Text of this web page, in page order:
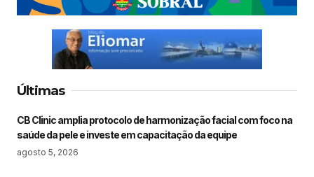
Últimas
CB Clinic amplia protocolo de harmonização facial com foco na
saúde da pele e investe em capacitação da equipe
agosto 5, 2026